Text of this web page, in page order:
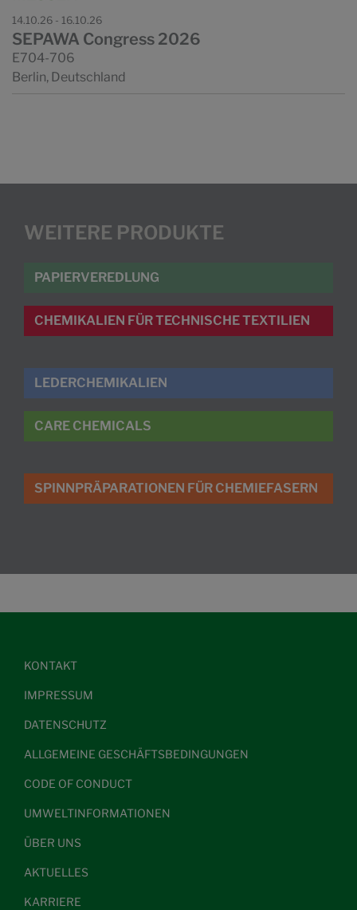
14.10.26 - 16.10.26
SEPAWA Congress 2026
E704-706
Berlin, Deutschland
WEITERE PRODUKTE
PAPIERVEREDLUNG
CHEMIKALIEN FÜR TECHNISCHE TEXTILIEN
LEDERCHEMIKALIEN
CARE CHEMICALS
SPINNPRÄPARATIONEN FÜR CHEMIEFASERN
KONTAKT
IMPRESSUM
DATENSCHUTZ
ALLGEMEINE GESCHÄFTSBEDINGUNGEN
CODE OF CONDUCT
UMWELTINFORMATIONEN
ÜBER UNS
AKTUELLES
KARRIERE